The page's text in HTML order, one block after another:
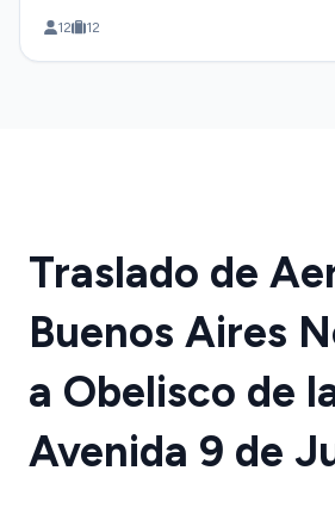
12 12
Traslado de
Buenos Aires
a Obelisco de
Avenida 9 de